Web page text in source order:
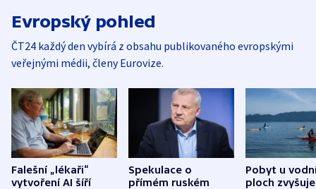
Evropský pohled
ČT24 každý den vybírá z obsahu publikovaného evropskými
veřejnými médii, členy Eurovize.
Falešní „lékaři“
vytvoření AI šíří
Spekulace o
přímém ruském
Pobyt u
ploch zvyšuje